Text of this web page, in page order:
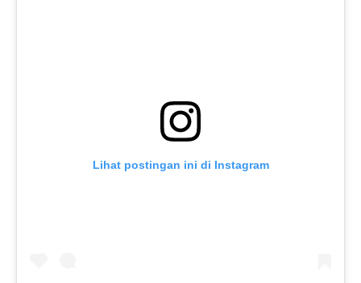
Lihat postingan ini di Instagram